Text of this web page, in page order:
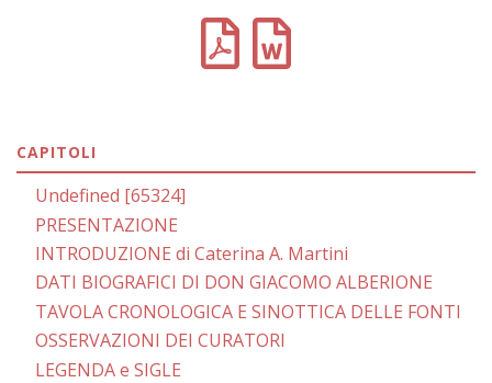
CAPITOLI
Undefined [65324]
PRESENTAZIONE
INTRODUZIONE di Caterina A. Martini
DATI BIOGRAFICI DI DON GIACOMO ALBERIONE
TAVOLA CRONOLOGICA E SINOTTICA DELLE FONTI
OSSERVAZIONI DEI CURATORI
LEGENDA e SIGLE